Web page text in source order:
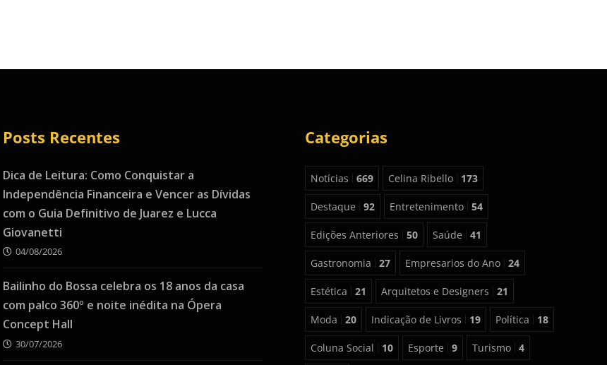
Posts Recentes
Dica de Leitura: Como Conquistar a
Independência Financeira e Vencer as Dívidas
com o Guia Definitivo de Juarez e Lucca
Giovanetti
04/08/2026
Bailinho do Bossa celebra os 18 anos da casa
com palco 360º e noite inédita na Ópera
Concept Hall
30/07/2026
Categorias
Notícias 669 Celina Ribello 173
Destaque 92 Entretenimento 54
Edições Anteriores 50 Saúde 41
Gastronomia 27 Empresarios do Ano 24
Estética 21 Arquitetos e Designers 21
Moda 20 Indicação de Livros 19 Política 18
Coluna Social 10 Esporte 9 Turismo 4